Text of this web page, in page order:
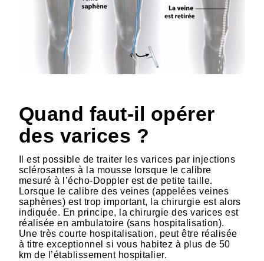
Quand faut-il opérer
des varices ?
Il est possible de traiter les varices par injections
sclérosantes à la mousse lorsque le calibre
mesuré à l’écho-Doppler est de petite taille.
Lorsque le calibre des veines (appelées veines
saphènes) est trop important, la chirurgie est alors
indiquée. En principe, la chirurgie des varices est
réalisée en ambulatoire (sans hospitalisation).
Une très courte hospitalisation, peut être réalisée
à titre exceptionnel si vous habitez à plus de 50
km de l’établissement hospitalier.